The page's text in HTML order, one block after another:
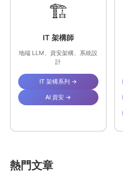
🏗️
IT 架構師
地端 LLM、資安架構、系統設
計
IT 架構系列 →
AI 資安 →
熱門文章